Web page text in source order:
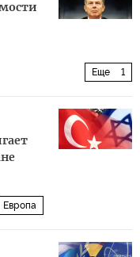
Еще 1
Европа